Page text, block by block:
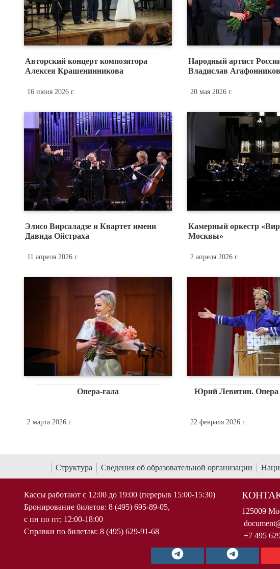
Авторский концерт композитора
Алексея Крашенинникова
16 июня 2026 г.
Народный артист
Владислав
20 мая 2026 г.
Элисо Вирсаладзе и Квартет имени
Давида Ойстраха
11 апреля 2026 г.
Камерный оркестр
Москвы»
2 апреля 2026 г.
Опера-гала
2 марта 2026 г.
Юрий Левитин.
22 февраля 2026 г.
Структура Сведения об образовательной организации
Кассы работают с 12:00 до 19:00 (перерыв 15:00-15:30)
Бронирование билетов: 8 (495) 695-89-05,
с пн по пт; 12:00-18:00
Справки по билетам: 8 (495) 629-91-68
125009
+7 495